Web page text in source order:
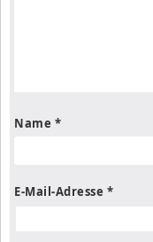
Name *
E-Mail-Adresse *